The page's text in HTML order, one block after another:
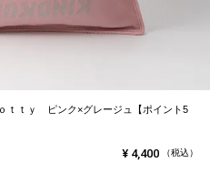
ｔｔｙ ピンク×グレージュ【ポイント5
¥ 4,400 （税込）